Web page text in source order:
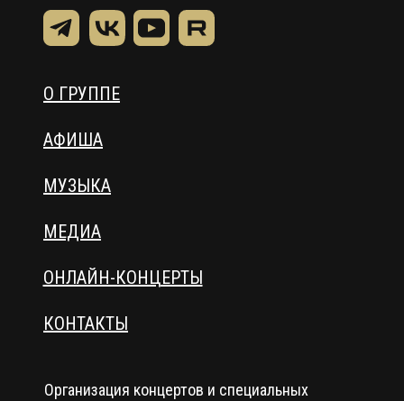
Организация концертов и специальных
О ГРУППЕ
АФИША
МУЗЫКА
МЕДИА
ОНЛАЙН-КОНЦЕРТЫ
КОНТАКТЫ